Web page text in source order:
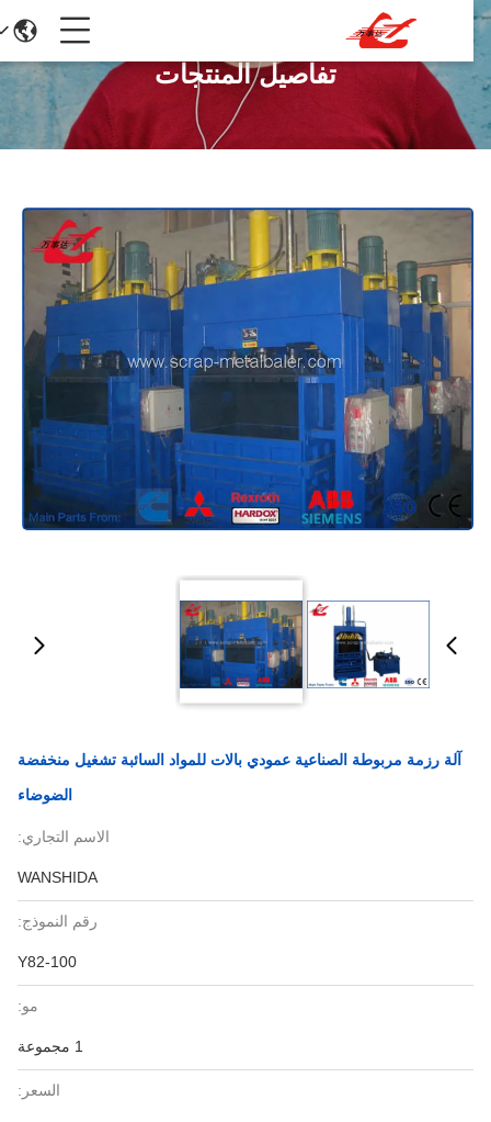
تفاصيل المنتجات
آلة رزمة مربوطة الصناعية عمودي بالات للمواد السائبة تشغيل منخفضة
الضوضاء
الاسم التجاري:
WANSHIDA
رقم النموذج:
Y82-100
مو:
السعر: